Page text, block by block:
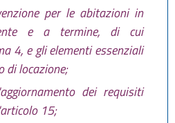
per le abitazioni in
e a termine, di cui
4, e gli elementi essenziali
di locazione;
dei requisiti
15;